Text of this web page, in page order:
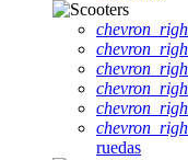
ruedas